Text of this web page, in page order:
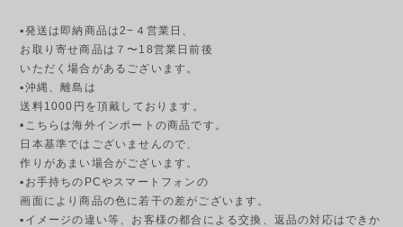
▪発送は即納商品は2−４営業日、
お取り寄せ商品は７〜18営業日前後
いただく場合があるございます。
▪︎沖縄、離島は
送料1000円を頂戴しております。
•こちらは海外インポートの商品です。
日本基準ではございませんので、
作りがあまい場合がございます。
▪︎お手持ちのPCやスマートフォンの
画面により商品の色に若干の差がございます。
▪︎イメージの違い等、お客様の都合による交換、返品の対応はできか